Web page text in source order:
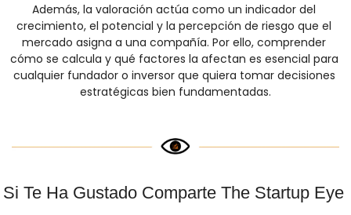
Además, la valoración actúa como un indicador del
crecimiento, el potencial y la percepción de riesgo que el
mercado asigna a una compañía. Por ello, comprender
cómo se calcula y qué factores la afectan es esencial para
cualquier fundador o inversor que quiera tomar decisiones
estratégicas bien fundamentadas.
Si Te Ha Gustado Comparte The Startup Eye